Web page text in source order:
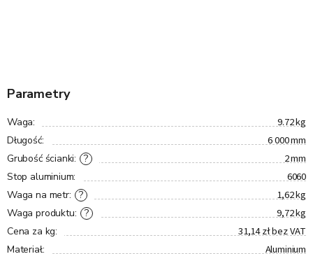
Parametry
Waga: 9.72 kg
Długość: 6 000 mm
?
Grubość ścianki: 2 mm
Stop aluminium: 6060
?
Waga na metr: 1,62 kg
?
Waga produktu: 9,72 kg
Cena za kg: 31,14 zł bez VAT
Materiał: Aluminium